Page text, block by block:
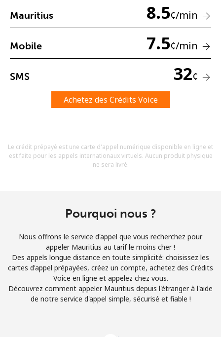
Aucun mot de passe créé
Un numéro
En créant un compte sur ce site, j'accepte les présentes
Conditions générales.
Bonjour!
Identifiez-vous ouINSCRIVEZ-VOUS →
Mauritius 8.5¢/min
Mobile 7.5¢/min
SMS 32¢
Achetez des Crédits Voice
Le crédit prépayé est une carte d'appel numérique disponible en ligne et
est faite pour les appels internationaux virtuels. Aucun produit physique
ne sera livré.
Pourquoi nous ?
Nous offrons le service d'appel que vous recherchez pour
appeler Mauritius au tarif le moins cher !
Des appels longue distance en toute simplicité: choisissez les
cartes d'appel prépayées, créez un compte, achetez des Crédits
Voice en ligne et appelez chez vous.
Découvrez comment appeler Mauritius depuis l'étranger à l'aide
de notre service d'appel simple, sécurisé et fiable !